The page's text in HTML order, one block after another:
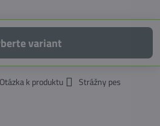
variant
Otázka k produktu
Strážny pes